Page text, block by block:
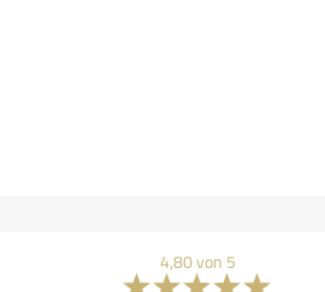
4,80 von 5